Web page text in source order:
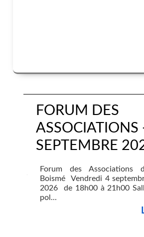
FORUM DES
ASSOCIATIONS
SEPTEMBRE
Forum des Associations
Boismé Vendredi 4
2026 de 18h00 à 21h00
pol...